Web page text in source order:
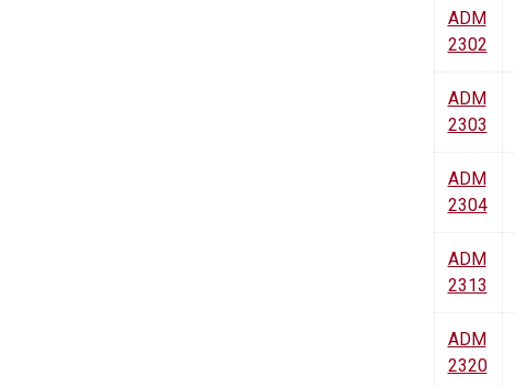
ADM
2302
ADM
2303
ADM
2304
ADM
2313
ADM
2320